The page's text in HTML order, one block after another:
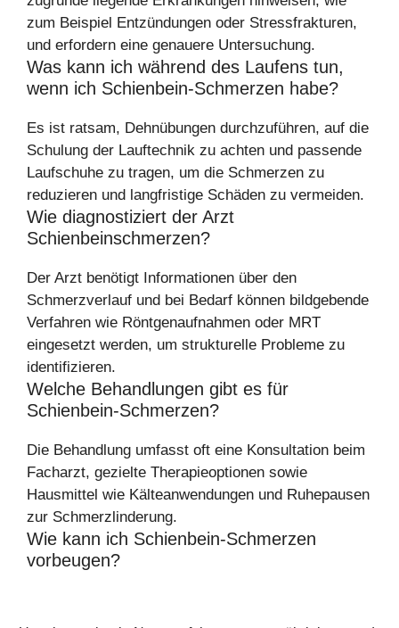
zum Beispiel Entzündungen oder Stressfrakturen,
und erfordern eine genauere Untersuchung.
Was kann ich während des Laufens tun,
wenn ich Schienbein-Schmerzen habe?
Es ist ratsam, Dehnübungen durchzuführen, auf die
Schulung der Lauftechnik zu achten und passende
Laufschuhe zu tragen, um die Schmerzen zu
reduzieren und langfristige Schäden zu vermeiden.
Wie diagnostiziert der Arzt
Schienbeinschmerzen?
Der Arzt benötigt Informationen über den
Schmerzverlauf und bei Bedarf können bildgebende
Verfahren wie Röntgenaufnahmen oder MRT
eingesetzt werden, um strukturelle Probleme zu
identifizieren.
Welche Behandlungen gibt es für
Schienbein-Schmerzen?
Die Behandlung umfasst oft eine Konsultation beim
Facharzt, gezielte Therapieoptionen sowie
Hausmittel wie Kälteanwendungen und Ruhepausen
zur Schmerzlinderung.
Wie kann ich Schienbein-Schmerzen
vorbeugen?